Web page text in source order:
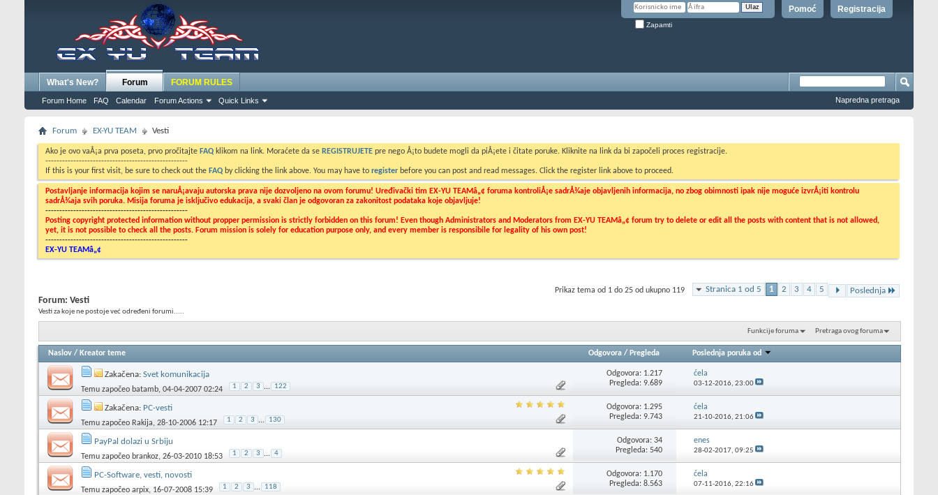
Registracija
Pomoć
Zapamti
What's New? Forum
Forum Home FAQ Calendar Forum Actions Quick Links
FORUM RULES
Napredna pretraga
Forum EX-YU TEAM Vesti
Ako je ovo vaÅ¡a prva poseta, prvo pročitajte FAQ klikom na link. Moraćete da se REGISTRUJETE pre nego Å¡to budete mogli da piÅ¡ete i čitate poruke. Kliknite na link da bi započeli proces registracije.
---------------------------------------------------
If this is your first visit, be sure to check out the FAQ by clicking the link above. You may have to register before you can post and read messages. Click the register link above to proceed.
Postavljanje informacija kojim se naruÅ¡avaju autorska prava nije dozvoljeno na ovom forumu! Uređivački tim EX-YU TEAMâ„¢ foruma kontroliÅ¡e sadrÅ¾aje objavljenih informacija, no zbog obimnosti ipak nije moguće izvrÅ¡iti kontrolu
sadrÅ¾aja svih poruka. Misija foruma je isključivo edukacija, a svaki član je odgovoran za zakonitost podataka koje objavljuje!
---------------------------------------------------
Posting copyright protected information without propper permission is strictly forbidden on this forum! Even though Administrators and Moderators from EX-YU TEAMâ„¢ forum try to delete or edit all the posts with content that is not allowed,
yet, it is not possible to check all the posts. Forum mission is solely for education purpose only, and every member is responsibile for legality of his own post!
---------------------------------------------------
EX-YU TEAMâ„¢
Stranica 1 od 5 1 2 3 4 5 Poslednja
Prikaz tema od 1 do 25 od ukupno 119
Forum: Vesti
Vesti za koje ne postoje već određeni forumi.....
Funkcije foruma Pretraga ovog foruma
Naslov / Kreator teme Odgovora / Pregleda Poslednja poruka od
Zakačena: Svet komunikacija
Temu započeo batamb, 04-04-2007 02:24 1 2 3 ... 122
Odgovora: 1.217
Pregleda: 9.689
ćela
03-12-2016, 23:00
Zakačena: PC-vesti
Temu započeo Rakija, 28-10-2006 12:17 1 2 3 ... 130
Odgovora: 1.295
Pregleda: 9.743
ćela
21-10-2016, 21:06
PayPal dolazi u Srbiju
Temu započeo brankoz, 26-03-2010 18:53 1 2 3 ... 4
Odgovora: 34
Pregleda: 540
enes
28-02-2017, 09:25
PC-Software, vesti, novosti
Temu započeo arpix, 16-07-2008 15:39 1 2 3 ... 118
Odgovora: 1.170
Pregleda: 8.563
ćela
07-11-2016, 22:16